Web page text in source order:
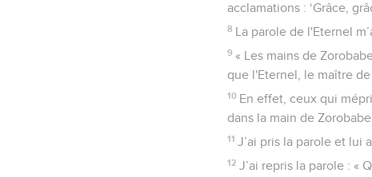
acclamations : ‘Grâce,
8 La parole de l'Eternel
9 « Les mains de
que l'Eternel, le maître de
10 En effet, ceux qui
dans la main de
11 J’ai pris la parole et lui
12 J’ai repris la parole : «